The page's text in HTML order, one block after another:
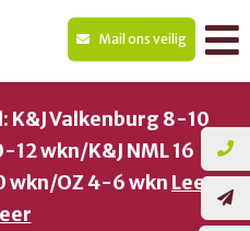
Mail ons veilig
Valkenburg 8-10
wkn/K&J NML 16
wkn/OZ 4-6 wkn Lees